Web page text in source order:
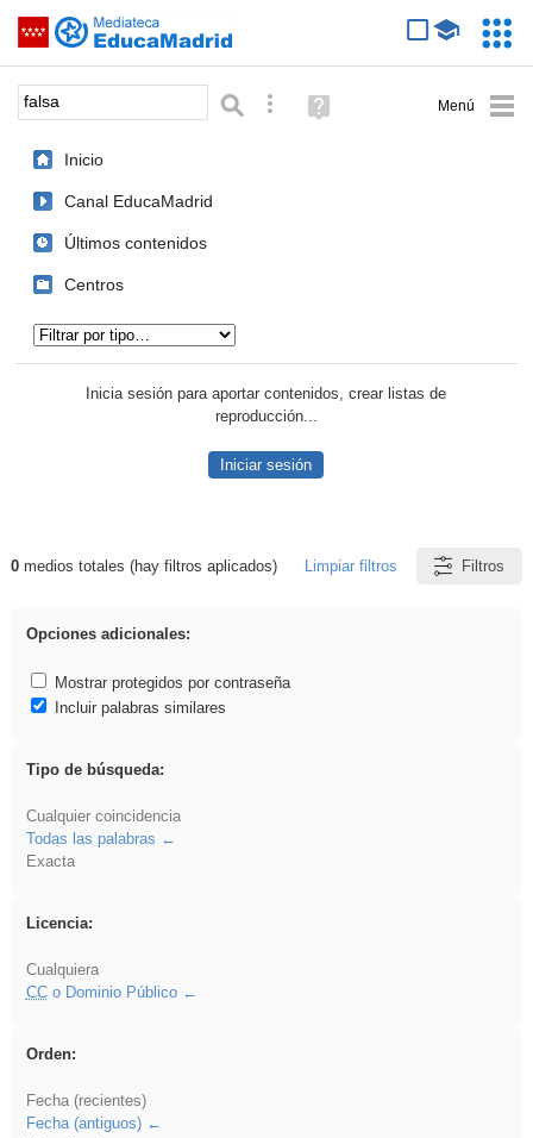
Saltar navegación
Palabra o frase: Búsqueda avanzada
Ayuda
(en
Inicio
Canal EducaMadrid
Últimos contenidos
Centros
Inicia sesión para aportar contenidos, crear listas de
reproducción...
Iniciar sesión
Resultados de: falsa
0medios totales (hay filtros aplicados) Limpiar filtros Filtros
Opciones adicionales:
Mostrar protegidos por contraseña
Incluir palabras similares
Tipo de búsqueda:
Cualquier coincidencia
Todas las palabras
Exacta
Licencia:
Cualquiera
CCo Dominio Público
Orden:
Fecha (recientes)
Fecha (antiguos)